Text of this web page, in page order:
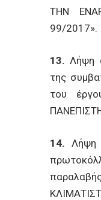
ΤΗΝ
99/2017».
13.Λήψη
της
του
14. Λήψη